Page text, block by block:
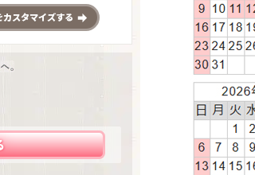
カスタマイズする